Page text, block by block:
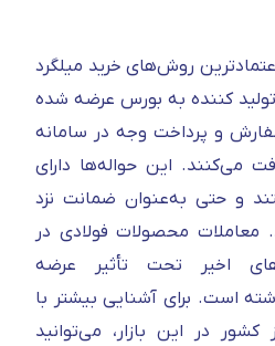
روش‌های خرید میلگرد
کننده به بورس عرضه شده
و پرداخت وجه در سامانه
می‌کنند. این حواله‌ها دارای
و حتی به‌عنوان ضمانت نزد
معاملات محصولات فولادی در
اخیر تحت تأثیر عرضه
است. برای آشنایی بیشتر با
در این بازار، می‌توانید